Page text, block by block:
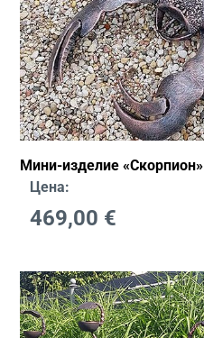
Мини-изделие «Скорпион»
Цена:
469,00 €